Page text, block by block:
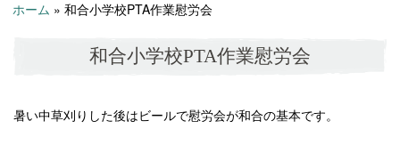
ホーム » 和合小学校PTA作業慰労会
和合小学校PTA作業慰労会
暑い中草刈りした後はビールで慰労会が和合の基本です。